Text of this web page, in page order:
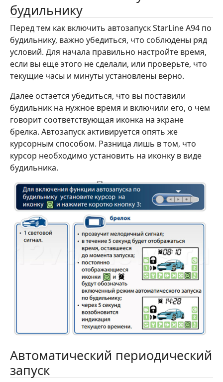
будильнику
Перед тем как включить автозапуск StarLine A94 по
будильнику, важно убедиться, что соблюдены ряд
условий. Для начала правильно настройте время,
если вы еще этого не сделали, или проверьте, что
текущие часы и минуты установлены верно.
Далее остается убедиться, что вы поставили
будильник на нужное время и включили его, о чем
говорит соответствующая иконка на экране
брелка. Автозапуск активируется опять же
курсорным способом. Разница лишь в том, что
курсор необходимо установить на иконку в виде
будильника.
Автоматический периодический
запуск